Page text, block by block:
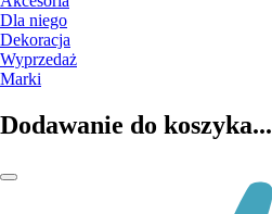
Dla niego
Dekoracja
Wyprzedaż
Marki
Dodawanie do koszyka...